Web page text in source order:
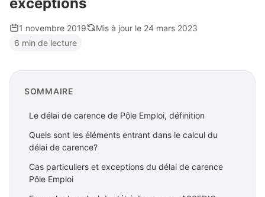
1 novembre 2019
Mis à jour le 24 mars 2023
6 min de lecture
SOMMAIRE
Le délai de carence de Pôle Emploi, définition
Quels sont les éléments entrant dans le calcul du
délai de carence?
Cas particuliers et exceptions du délai de carence
Pôle Emploi